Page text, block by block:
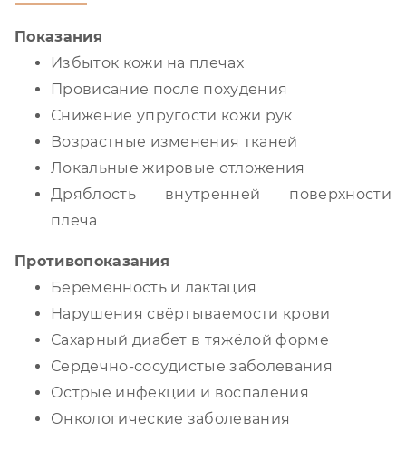
Показания
Избыток кожи на плечах
Провисание после похудения
Снижение упругости кожи рук
Возрастные изменения тканей
Локальные жировые отложения
Дряблость внутренней поверхности
плеча
Противопоказания
Беременность и лактация
Нарушения свёртываемости крови
Сахарный диабет в тяжёлой форме
Сердечно-сосудистые заболевания
Острые инфекции и воспаления
Онкологические заболевания